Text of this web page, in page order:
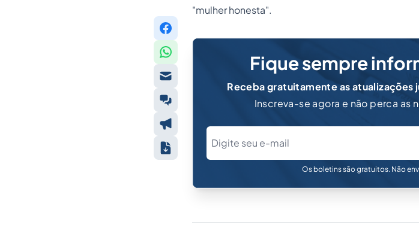
"mulher honesta".
Fique sempre
Receba gratuitamente as atualizações
Inscreva-se agora e não perca as
Os boletins são gratuitos. Não